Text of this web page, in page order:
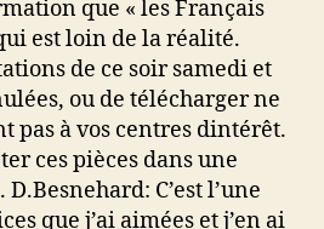
que « les Français
est loin de la réalité.
de ce soir samedi et
ou de télécharger ne
pas à vos centres dintérêt.
ces pièces dans une
C’est l’une
que j’ai aimées et j’en ai